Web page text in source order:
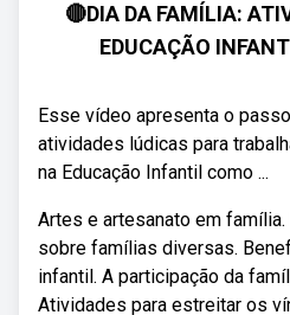
🔴DIA DA FAMÍLIA:
EDUCAÇÃO
Esse vídeo apresenta o
atividades lúdicas para
na Educação Infantil como ...
Artes e artesanato em
sobre famílias diversas.
infantil. A participação da
Atividades para estreitar os